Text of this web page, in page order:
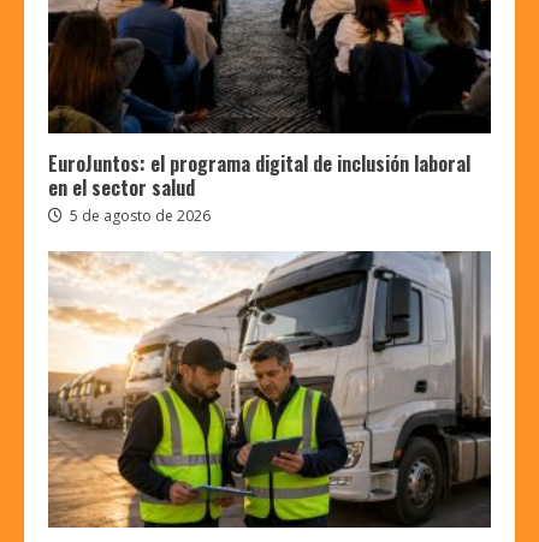
EuroJuntos: el programa digital de inclusión laboral
en el sector salud
5 de agosto de 2026